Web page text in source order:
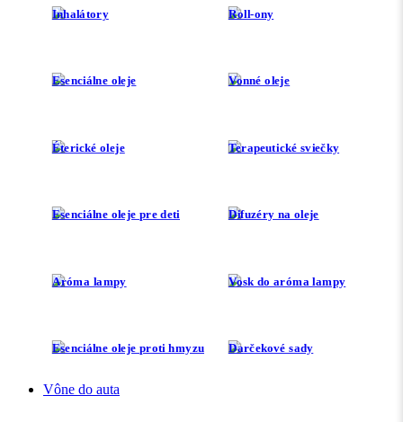
Inhalátory Roll-ony
Esenciálne oleje Vonné oleje
Éterické oleje Terapeutické sviečky
Esenciálne oleje pre deti Difuzéry na oleje
Aróma lampy Vosk do aróma lampy
Esenciálne oleje proti hmyzu Darčekové sady
Vône do auta